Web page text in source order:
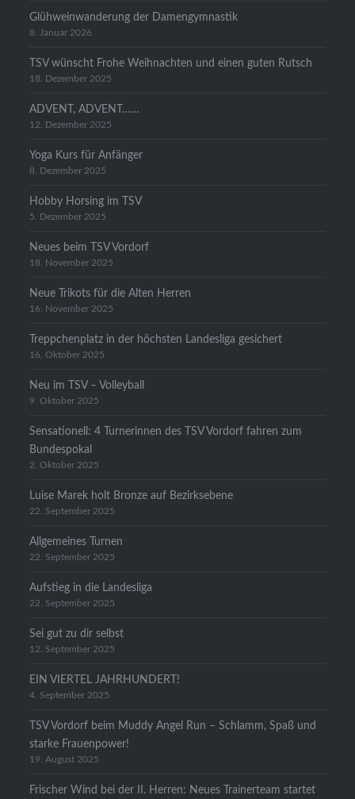
Glühweinwanderung der Damengymnastik
8. Januar 2026
TSV wünscht Frohe Weihnachten und einen guten Rutsch
18. Dezember 2025
ADVENT, ADVENT……
12. Dezember 2025
Yoga Kurs für Anfänger
8. Dezember 2025
Hobby Horsing im TSV
5. Dezember 2025
Neues beim TSV Vordorf
18. November 2025
Neue Trikots für die Alten Herren
16. November 2025
Treppchenplatz in der höchsten Landesliga gesichert
16. Oktober 2025
Neu im TSV – Volleyball
9. Oktober 2025
Sensationell: 4 Turnerinnen des TSV Vordorf fahren zum
Bundespokal
2. Oktober 2025
Luise Marek holt Bronze auf Bezirksebene
22. September 2025
Allgemeines Turnen
22. September 2025
Aufstieg in die Landesliga
22. September 2025
Sei gut zu dir selbst
12. September 2025
EIN VIERTEL JAHRHUNDERT!
4. September 2025
TSV Vordorf beim Muddy Angel Run – Schlamm, Spaß und
starke Frauenpower!
19. August 2025
Frischer Wind bei der II. Herren: Neues Trainerteam startet